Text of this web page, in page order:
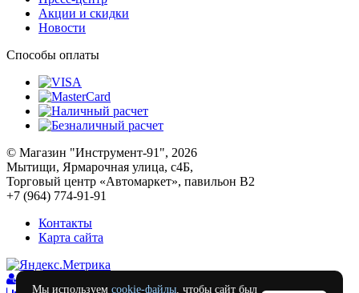
Акции и скидки
Новости
Способы оплаты
© Магазин "Инструмент-91", 2026
Мытищи, Ярмарочная улица, с4Б,
Торговый центр «Автомаркет», павильон В2
+7 (964) 774-91-91
Контакты
Карта сайта
Мы используем cookie-файлы, чтобы сайт был